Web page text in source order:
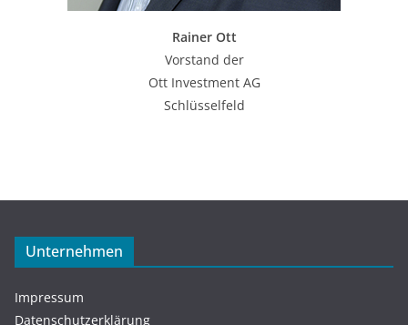
Rainer Ott
Vorstand der
Ott Investment AG
Schlüsselfeld
Unternehmen
Impressum
Datenschutzerklärung